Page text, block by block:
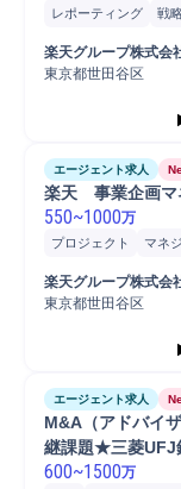
レポーティング 戦
分析
Microsoft Excel
楽天グループ株式会
東京都世田谷区
エージェント求人
楽天　事業企画マ
550~1000万
プロジェクト マネ
会計
管理会計
楽天グループ株式会
東京都世田谷区
エージェント求人
M&A（アドバイ
継課題★三菱UFJ
600~1500万